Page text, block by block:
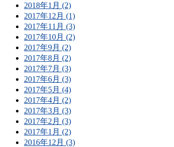
2018年1月 (2)
2017年12月 (1)
2017年11月 (3)
2017年10月 (2)
2017年9月 (2)
2017年8月 (2)
2017年7月 (3)
2017年6月 (3)
2017年5月 (4)
2017年4月 (2)
2017年3月 (3)
2017年2月 (3)
2017年1月 (2)
2016年12月 (3)